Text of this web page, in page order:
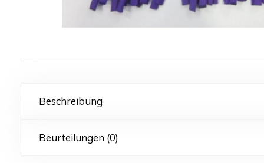
Beschreibung
Beurteilungen (0)